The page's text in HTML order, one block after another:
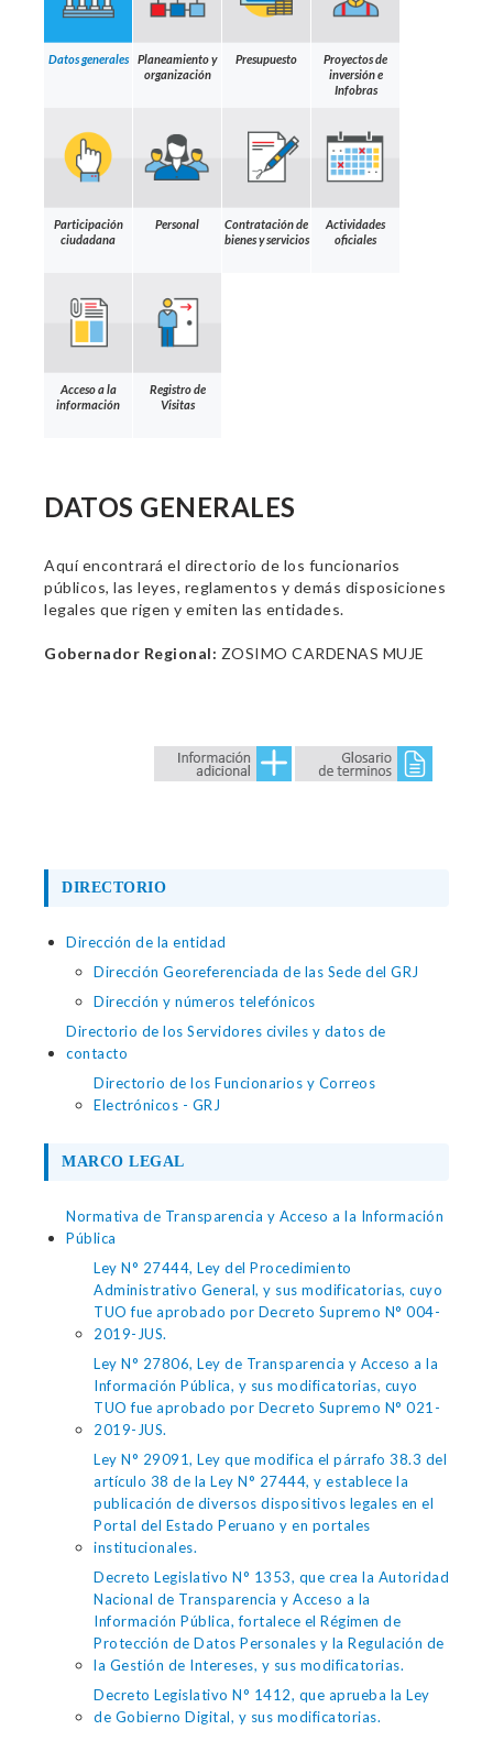
Datos generales
Planeamiento y
organización
Presupuesto
Proyectos de
inversión e
Infobras
Participación
ciudadana
Personal
Contratación de
bienes y servicios
Actividades
oficiales
Acceso a la
información
Registro de
Visitas
DATOS GENERALES
Aquí encontrará el directorio de los funcionarios
públicos, las leyes, reglamentos y demás disposiciones
legales que rigen y emiten las entidades.
Gobernador Regional: ZOSIMO CARDENAS MUJE
DIRECTORIO
Dirección de la entidad
Dirección Georeferenciada de las Sede del GRJ
Dirección y números telefónicos
Directorio de los Servidores civiles y datos de
contacto
Directorio de los Funcionarios y Correos
Electrónicos - GRJ
MARCO LEGAL
Normativa de Transparencia y Acceso a la Información
Pública
Ley N° 27444, Ley del Procedimiento
Administrativo General, y sus modificatorias, cuyo
TUO fue aprobado por Decreto Supremo N° 004-
2019-JUS.
Ley N° 27806, Ley de Transparencia y Acceso a la
Información Pública, y sus modificatorias, cuyo
TUO fue aprobado por Decreto Supremo N° 021-
2019-JUS.
Ley N° 29091, Ley que modifica el párrafo 38.3 del
artículo 38 de la Ley N° 27444, y establece la
publicación de diversos dispositivos legales en el
Portal del Estado Peruano y en portales
institucionales.
Decreto Legislativo N° 1353, que crea la Autoridad
Nacional de Transparencia y Acceso a la
Información Pública, fortalece el Régimen de
Protección de Datos Personales y la Regulación de
la Gestión de Intereses, y sus modificatorias.
Decreto Legislativo N° 1412, que aprueba la Ley
de Gobierno Digital, y sus modificatorias.